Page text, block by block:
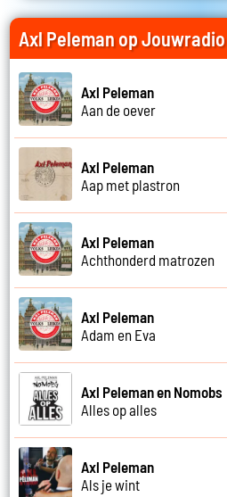
Axl Peleman op Jouwradio
Axl Peleman
Aan de oever
Axl Peleman
Aap met plastron
Axl Peleman
Achthonderd matrozen
Axl Peleman
Adam en Eva
Axl Peleman en Nomobs
Alles op alles
Axl Peleman
Als je wint